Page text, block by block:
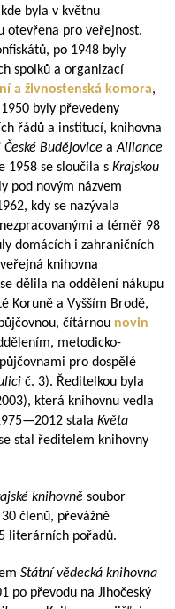
byla v květnu
otevřena pro veřejnost.
po 1948 byly
spolků a organizací
a živnostenská komora,
byly převedeny
řádů a institucí, knihovna
Budějovice aAlliance
1958 se sloučila s Krajskou
pod novým názvem
, kdy se nazývala
a téměř 98
domácích i zahraničních
knihovna
dělila na oddělení nákupu
Koruně a Vyšším Brodě,
čítárnou novin
metodicko-
pro dospělé
č. 3). Ředitelkou byla
), která knihovnu vedla
stala Květa
stal ředitelem knihovny
knihovně soubor
členů, převážně
literárních pořadů.
Státní vědecká knihovna
po převodu na Jihočeský